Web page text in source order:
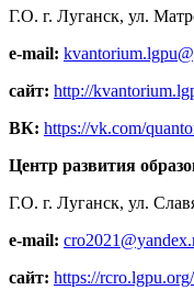
Г.О. г. Луганск, ул.
e-mail:
сайт: http://
ВК: https://vk.com/
Центр развития
Г.О. г. Луганск, ул.
e-mail:
сайт: https://rcro.lgpu.org/